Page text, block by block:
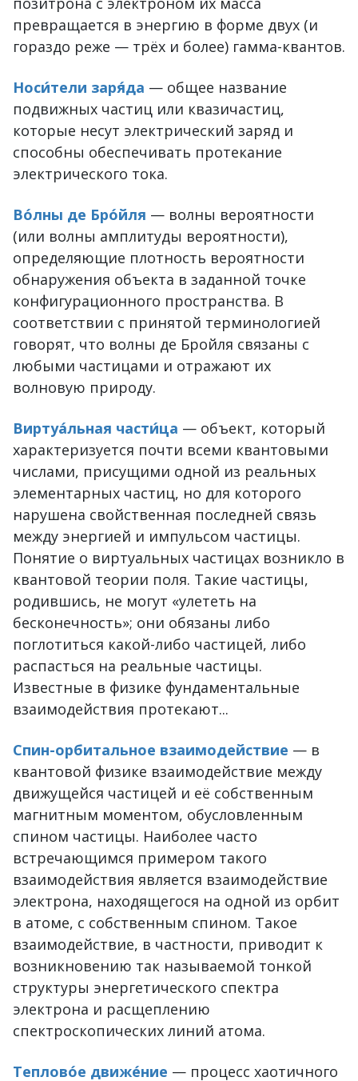
превращается в энергию в форме двух (и
гораздо реже — трёх и более) гамма-квантов.
Носи́тели заря́да — общее название
подвижных частиц или квазичастиц,
которые несут электрический заряд и
способны обеспечивать протекание
электрического тока.
Во́лны де Бро́йля — волны вероятности
(или волны амплитуды вероятности),
определяющие плотность вероятности
обнаружения объекта в заданной точке
конфигурационного пространства. В
соответствии с принятой терминологией
говорят, что волны де Бройля связаны с
любыми частицами и отражают их
волновую природу.
Виртуа́льная части́ца — объект, который
характеризуется почти всеми квантовыми
числами, присущими одной из реальных
элементарных частиц, но для которого
нарушена свойственная последней связь
между энергией и импульсом частицы.
Понятие о виртуальных частицах возникло в
квантовой теории поля. Такие частицы,
родившись, не могут «улететь на
бесконечность»; они обязаны либо
поглотиться какой-либо частицей, либо
распасться на реальные частицы.
Известные в физике фундаментальные
взаимодействия протекают...
Спин-орбитальное взаимодействие — в
квантовой физике взаимодействие между
движущейся частицей и её собственным
магнитным моментом, обусловленным
спином частицы. Наиболее часто
встречающимся примером такого
взаимодействия является взаимодействие
электрона, находящегося на одной из орбит
в атоме, с собственным спином. Такое
взаимодействие, в частности, приводит к
возникновению так называемой тонкой
структуры энергетического спектра
электрона и расщеплению
спектроскопических линий атома.
Теплово́е движе́ние — процесс хаотичного